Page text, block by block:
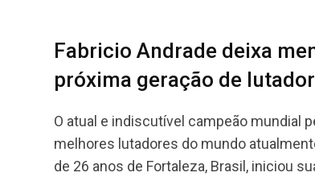
Fabricio Andrade deixa
próxima geração de
O atual e indiscutível campeão mundial
melhores lutadores do mundo
de 26 anos de Fortaleza, Brasil, iniciou